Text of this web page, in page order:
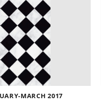
MARCH 2017